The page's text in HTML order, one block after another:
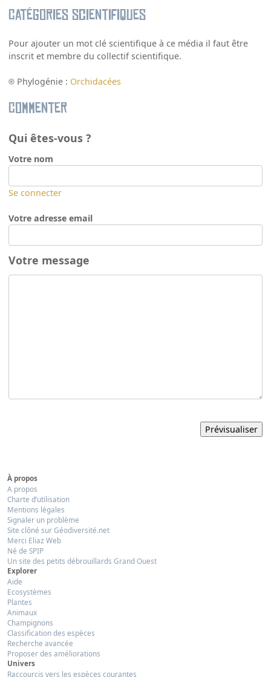
Catégories scientifiques
Pour ajouter un mot clé scientifique à ce média il faut être
inscrit et membre du collectif scientifique.
Phylogénie : Orchidacées
Commenter
Qui êtes-vous ?
Votre nom
Se connecter
Votre adresse email
Votre message
À propos
A propos
Charte d’utilisation
Mentions légales
Signaler un problème
Site clôné sur Géodiversité.net
Merci Eliaz Web
Né de SPIP
Un site des petits débrouillards Grand Ouest
Explorer
Aide
Ecosystèmes
Plantes
Animaux
Champignons
Classification des espèces
Recherche avancée
Proposer des améliorations
Univers
Raccourcis vers les espèces courantes